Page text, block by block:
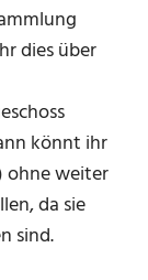
dies über
könnt ihr
ohne weiter
da sie
sind.